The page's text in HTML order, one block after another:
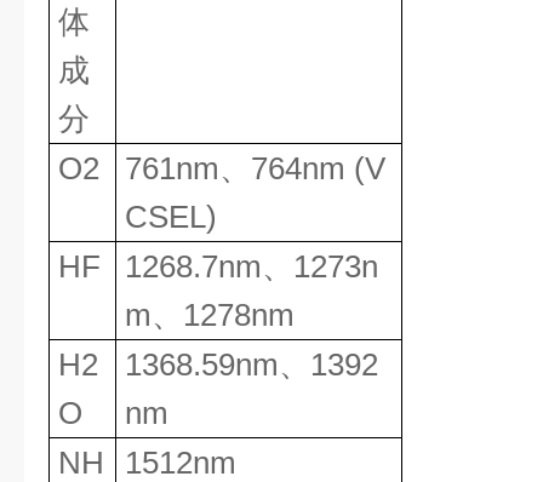
体
成
分
O2 761nm、 764nm (V
CSEL)
HF
1268.7nm、 1273n
m、 1278nm
H2
O
1368.59nm、 1392
nm
NH
1512nm